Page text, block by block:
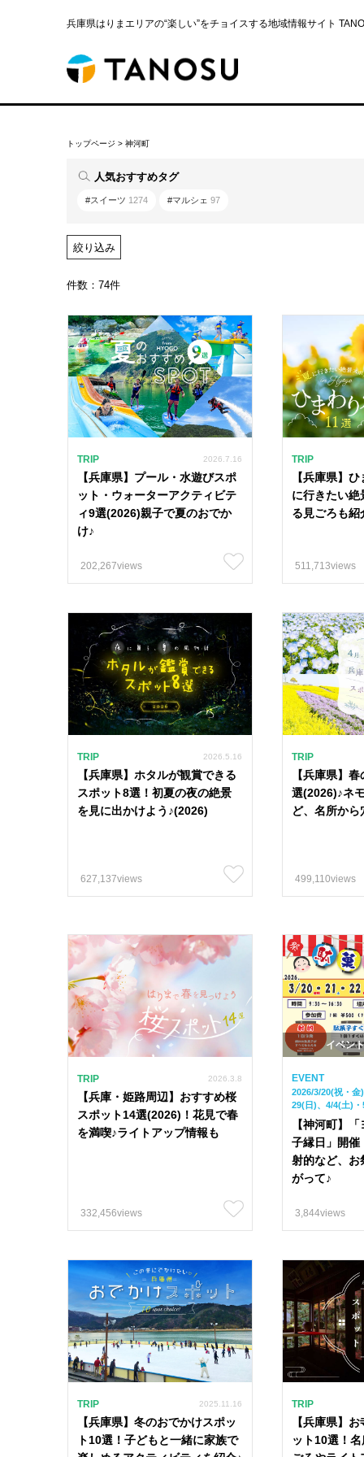
兵庫県はりまエリアの“楽しい”をチョイスする地域情報サイト
トップページ > 神河町
人気おすすめタグ
#スイーツ 1274 #マルシェ 97
絞り込み
カテゴリー
特集
ライフスタイ
人気おすすめタグ
件数：74件
TRIP
【兵庫県】プール・水遊びスポ
ット・ウォーターアクティビテ
ィ9選(2026)親子で夏のおでか
け♪
2026.7.16
202,267views
TRIP
【兵庫県】
に行きたい絶
る見ごろも
511,713views
TRIP
【兵庫県】ホタルが観賞できる
スポット8選！初夏の夜の絶景
を見に出かけよう♪(2026)
2026.5.16
627,137views
TRIP
【兵庫県】
選(2026)♪ネ
ど、名所か
499,110views
TRIP
【兵庫・姫路周辺】おすすめ桜
スポット14選(2026)！花見で春
を満喫♪ライトアップ情報も
2026.3.8
332,456views
イベン
EVENT
2026/3/20(祝・
29(日)、4/4(土)
【神河町】
子縁日」開催
射的など、お
がって♪
3,844views
TRIP
【兵庫県】冬のおでかけスポッ
ト10選！子どもと一緒に家族で
2025.11.16 TRIP
【兵庫県】
ット10選！